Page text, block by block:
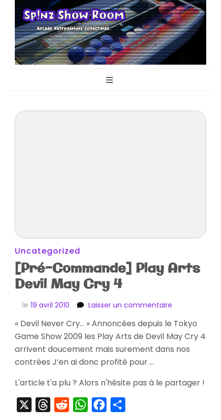
Sp!nz Show
Room
Uncategorized
[Pré-Commande] Play Arts
Devil May Cry 4
le 19 avril 2010 Laisser un commentaire
Commande]
Play
Arts
4
« Devil Never Cry… » Annoncées depuis le Tokyo
Game Show 2009 les Play Arts de Devil May Cry 4
arrivent doucement mais surement dans nos
contrées J’en ai donc profité pour …
L'article t'a plu ? Alors n'hésite pas à le partager !
ThreadsRedditWhatsAppFacebook